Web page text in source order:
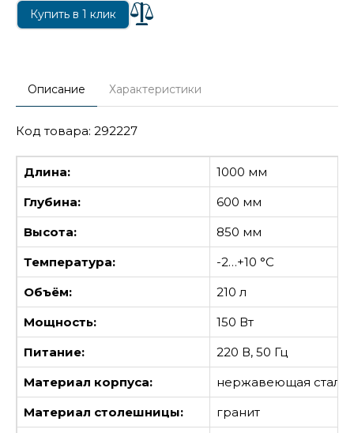
Купить в 1 клик
Описание Характеристики
Код товара: 292227
Длина:
1000 мм
Глубина:
600 мм
Высота:
850 мм
Температура:
-2…+10 °С
Объём:
210 л
Мощность:
150 Вт
Питание:
220 В, 50 Гц
Материал корпуса:
нержавеющая сталь
Материал столешницы:
гранит